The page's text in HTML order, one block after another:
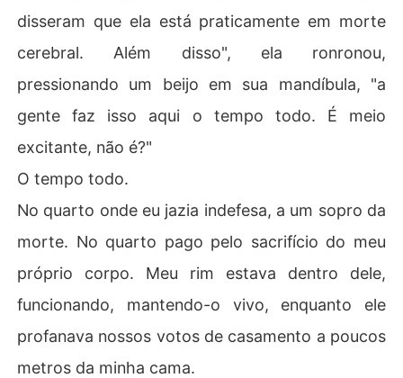
disseram que ela está praticamente em morte
cerebral. Além disso", ela ronronou,
pressionando um beijo em sua mandíbula, "a
gente faz isso aqui o tempo todo. É meio
excitante, não é?"
O tempo todo.
No quarto onde eu jazia indefesa, a um sopro da
morte. No quarto pago pelo sacrifício do meu
próprio corpo. Meu rim estava dentro dele,
funcionando, mantendo-o vivo, enquanto ele
profanava nossos votos de casamento a poucos
metros da minha cama.